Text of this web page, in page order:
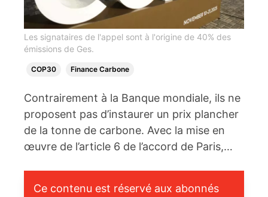
Les signataires de l'appel sont à l'origine de 40% des
émissions de Ges.
COP30 Finance Carbone
Contrairement à la Banque mondiale, ils ne
proposent pas d’instaurer un prix plancher
de la tonne de carbone. Avec la mise en
œuvre de l’article 6 de l’accord de Paris,…
Ce contenu est réservé aux abonnés